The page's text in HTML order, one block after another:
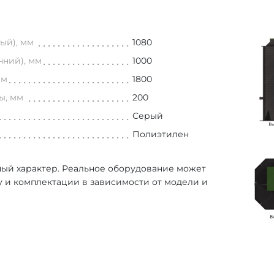
мм
1080
мм
1000
1800
мм
200
Серый
Полиэтилен
характер. Реальное оборудование может
и комплектации в зависимости от модели и